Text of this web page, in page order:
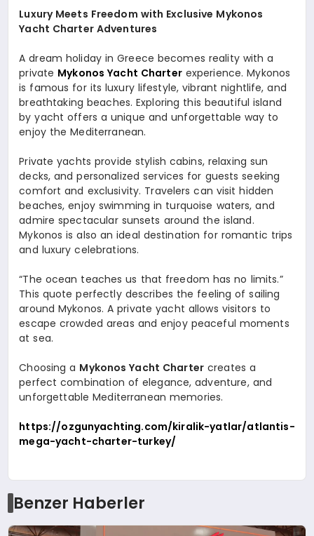
Luxury Meets Freedom with Exclusive Mykonos
Yacht Charter Adventures
A dream holiday in Greece becomes reality with a
private Mykonos Yacht Charterexperience. Mykonos
is famous for its luxury lifestyle, vibrant nightlife, and
breathtaking beaches. Exploring this beautiful island
by yacht offers a unique and unforgettable way to
enjoy the Mediterranean.
Private yachts provide stylish cabins, relaxing sun
decks, and personalized services for guests seeking
comfort and exclusivity. Travelers can visit hidden
beaches, enjoy swimming in turquoise waters, and
admire spectacular sunsets around the island.
Mykonos is also an ideal destination for romantic trips
and luxury celebrations.
“The ocean teaches us that freedom has no limits.”
This quote perfectly describes the feeling of sailing
around Mykonos. A private yacht allows visitors to
escape crowded areas and enjoy peaceful moments
at sea.
Choosing a Mykonos Yacht Charter creates a
perfect combination of elegance, adventure, and
unforgettable Mediterranean memories.
https://ozgunyachting.com/kiralik-yatlar/atlantis-
mega-yacht-charter-turkey/
Benzer Haberler